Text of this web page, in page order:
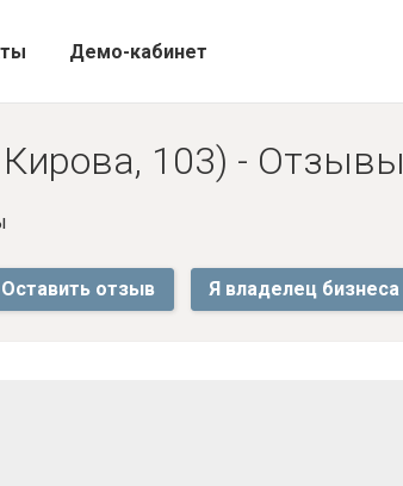
Демо-кабинет
103) - Отзывы
Оставить отзыв Я владелец бизнеса